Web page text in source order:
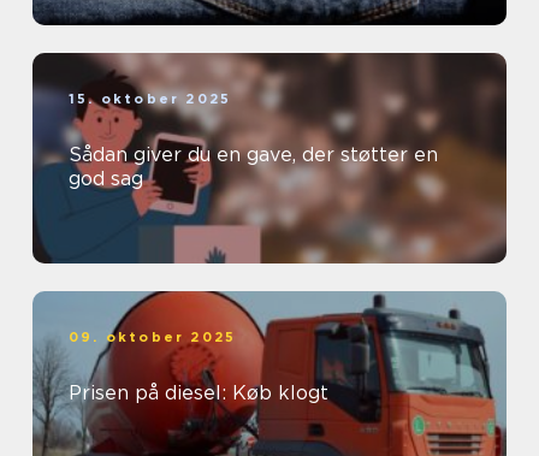
15. oktober 2025
Sådan giver du en gave, der støtter en
god sag
09. oktober 2025
Prisen på diesel: Køb klogt